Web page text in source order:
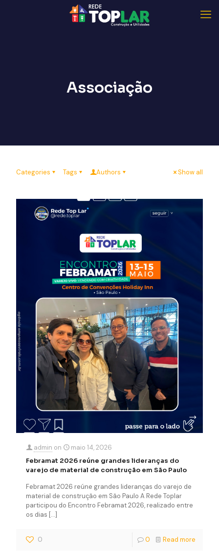
Associação
Categories Tags Authors Show all
admin on
maio 14, 2026
Febramat 2026 reúne grandes lideranças do
varejo de material de construção em São Paulo
Febramat 2026 reúne grandes lideranças do varejo de
material de construção em São Paulo A Rede Toplar
participou do Encontro Febramat 2026, realizado entre
os dias […]
0 0 Read more